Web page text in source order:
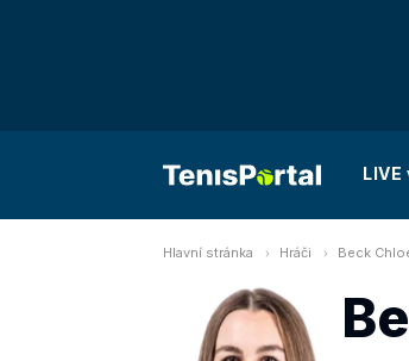
Hlavní stránka Hráči Beck